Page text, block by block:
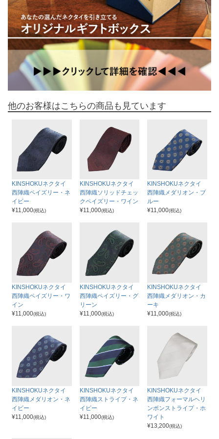
他のお客様はこちらの商品も見ています
KINSHOKUネクタイ
西陣織ペイズリー・ネ
イビー
¥11,000(税込)
KINSHOKUネクタイ
西陣織ソリッドチェッ
クペイズリー・ワイン
¥11,000(税込)
KINSHOKUネクタイ
西陣織メダリオン・ブ
ルー
¥11,000(税込)
KINSHOKUネクタイ
西陣織ペイズリー・ワ
イン
¥11,000(税込)
KINSHOKUネクタイ
西陣織ペイズリー・グ
リーン
¥11,000(税込)
KINSHOKUネクタイ
西陣織メダリオン・カ
ーキ
¥11,000(税込)
KINSHOKUネクタイ
西陣織メダリオン・ネ
イビー
¥11,000(税込)
KINSHOKUネクタイ
西陣織ストライプ・ネ
イビー
¥11,000(税込)
KINSHOKUネクタイ
西陣織フォーマルヘリ
ンボンストライプ・ホ
ワイト
¥13,200(税込)